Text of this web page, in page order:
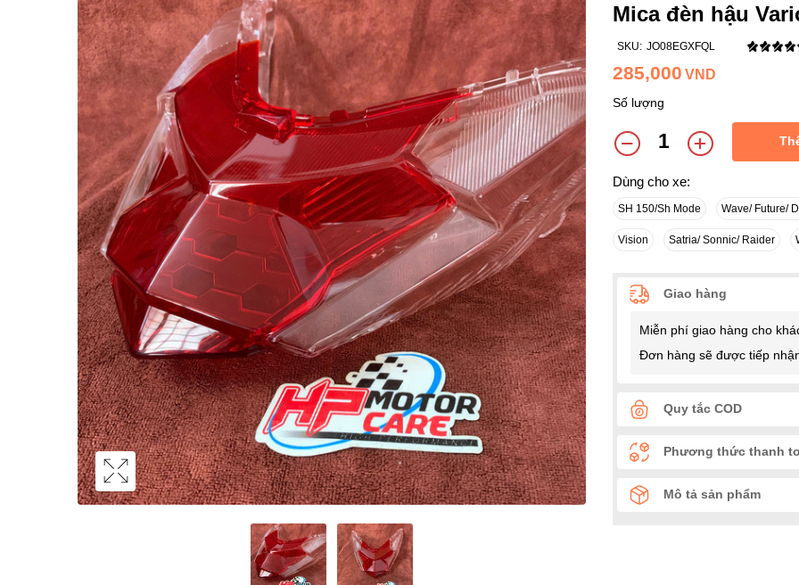
Mica đèn hậu
SKU: JO08EGXFQL
285,000 VND
Số lượng
Dùng cho xe:
SH 150/Sh Mode Wave/ Future/
Vision Satria/ Sonnic/ Raider
Giao hàng
Miễn phí giao hàng cho
Đơn hàng sẽ được tiếp
Quy tắc COD
Phương thức thanh
Mô tả sản phẩm